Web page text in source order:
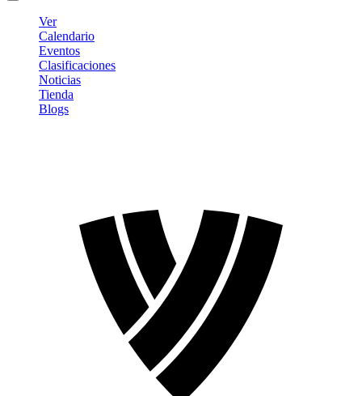
Ver
Calendario
Eventos
Clasificaciones
Noticias
Tienda
Blogs